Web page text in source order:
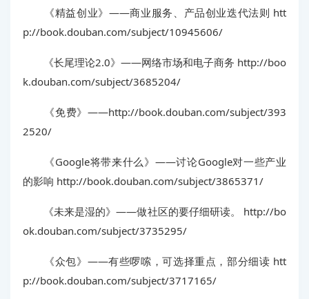
《精益创业》——商业服务、产品创业迭代法则 htt
p://book.douban.com/subject/10945606/
《长尾理论2.0》——网络市场和电子商务 http://boo
k.douban.com/subject/3685204/
《免费》——http://book.douban.com/subject/393
2520/
《Google将带来什么》——讨论Google对一些产业
的影响 http://book.douban.com/subject/3865371/
《未来是湿的》——做社区的要仔细研读。 http://bo
ok.douban.com/subject/3735295/
《众包》——有些啰嗦，可选择重点，部分细读 htt
p://book.douban.com/subject/3717165/